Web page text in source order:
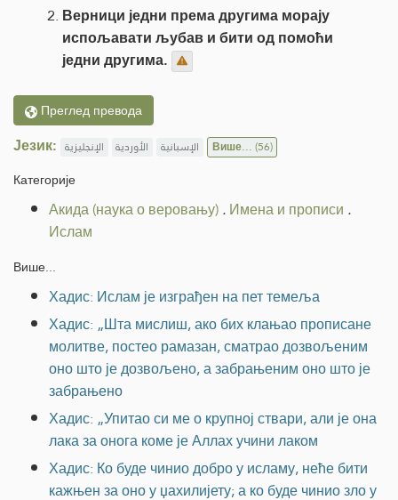
Верници једни према другима морају
испољавати љубав и бити од помоћи
једни другима.
Преглед превода
Језик: الإنجليزية الأوردية الإسبانية Више...(56)
Категорије
Акида (наука о веровању).Имена и прописи .
Ислам
Више...
Хадис: Ислам је изграђен на пет темеља
Хадис: „Шта мислиш, ако бих клањао прописане
молитве, постео рамазан, сматрао дозвољеним
оно што је дозвољено, а забрањеним оно што је
забрањено
Хадис: „Упитао си ме о крупној ствари, али је она
лака за онога коме је Аллах учини лаком
Хадис: Ко буде чинио добро у исламу, неће бити
кажњен за оно у џахилијету; а ко буде чинио зло у